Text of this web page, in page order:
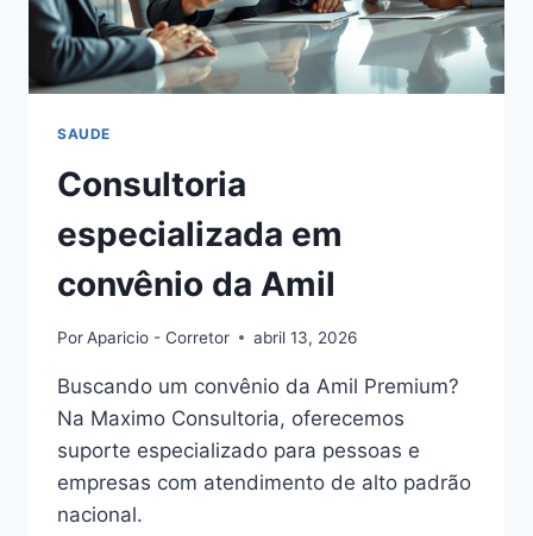
SAUDE
Consultoria
especializada em
convênio da Amil
PorAparicio - Corretor abril 13, 2026
Buscando um convênio da Amil Premium?
Na Maximo Consultoria, oferecemos
suporte especializado para pessoas e
empresas com atendimento de alto padrão
nacional.